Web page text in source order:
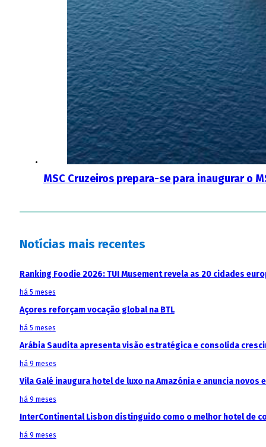
MSC Cruzeiros prepara-se para inaugurar o
Notícias mais recentes
Ranking Foodie 2026: TUI Musement revela as 20 cidades
há 5 meses
Açores reforçam vocação global na BTL
há 5 meses
Arábia Saudita apresenta visão estratégica e consolida
há 9 meses
Vila Galé inaugura hotel de luxo na Amazónia e anuncia
há 9 meses
InterContinental Lisbon distinguido como o melhor hotel de
há 9 meses